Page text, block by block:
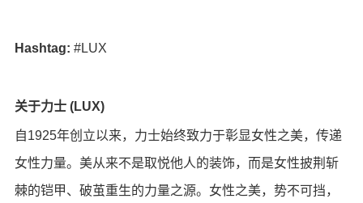
Hashtag: #LUX
关于力士 (LUX)
自1925年创立以来，力士始终致力于彰显女性之美，传递
女性力量。美从来不是取悦他人的装饰，而是女性披荆斩
棘的铠甲、破茧重生的力量之源。女性之美，势不可挡，